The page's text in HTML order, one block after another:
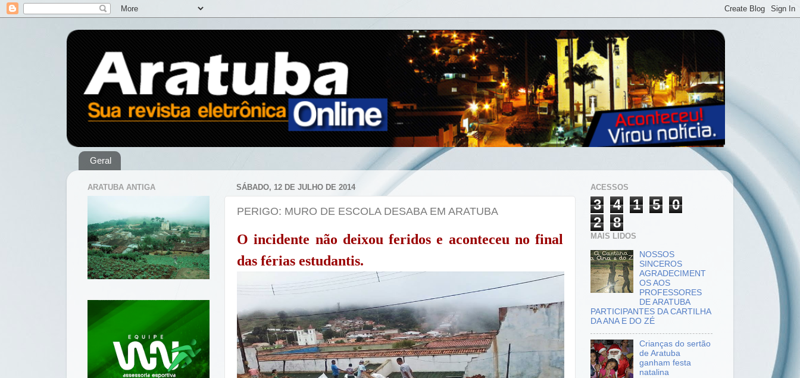
Geral
SÁBADO, 12 DE JULHO DE 2014
PERIGO: MURO DE ESCOLA DESABA EM ARATUBA
O incidente não deixou feridos e aconteceu no final
das férias estudantis.
ARATUBA ANTIGA ACESSOS
3 4 1 5
0
2
8
MAIS LIDOS
NOSSOS
SINCEROS
AGRADECIMENT
OS AOS
PROFESSORES
DE ARATUBA
PARTICIPANTES DA CARTILHA
DA ANA E DO ZÉ
Crianças do sertão
de Aratuba
ganham festa
natalina